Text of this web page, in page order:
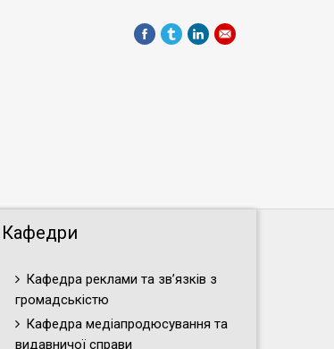
Кафедри
Кафедра реклами та зв’язків з
громадськістю
Кафедра медіапродюсування та
видавничої справи